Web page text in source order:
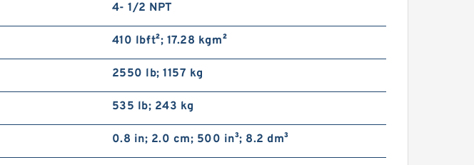
4- 1/2 NPT
410 lb·ft²; 17.28 kg·m²
2550 lb; 1157 kg
535 lb; 243 kg
0.8 in; 2.0 cm; 500 in³; 8.2 dm³